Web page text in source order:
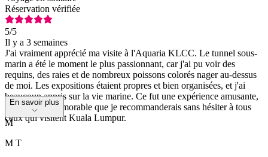
Réservation vérifiée
5/5
Il y a 3 semaines
J'ai vraiment apprécié ma visite à l'Aquaria KLCC. Le tunnel sous-
marin a été le moment le plus passionnant, car j'ai pu voir des
requins, des raies et de nombreux poissons colorés nager au-dessus
de moi. Les expositions étaient propres et bien organisées, et j'ai
beaucoup appris sur la vie marine. Ce fut une expérience amusante,
relaxante et mémorable que je recommanderais sans hésiter à tous
ceux qui visitent Kuala Lumpur.
En savoir plus
M
M T